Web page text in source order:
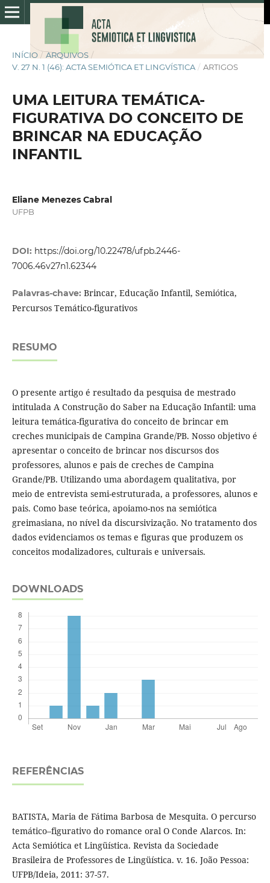
INÍCIO / ARQUIVOS /
V. 27 N. 1 (46): ACTA SEMIÓTICA ET LINGVÍSTICA / ARTIGOS
UMA LEITURA TEMÁTICA-
FIGURATIVA DO CONCEITO DE
BRINCAR NA EDUCAÇÃO
INFANTIL
Eliane Menezes Cabral
UFPB
DOI: https://doi.org/10.22478/ufpb.2446-
7006.46v27n1.62344
Palavras-chave: Brincar, Educação Infantil, Semiótica,
Percursos Temático-figurativos
RESUMO
O presente artigo é resultado da pesquisa de mestrado
intitulada A Construção do Saber na Educação Infantil: uma
leitura temática-figurativa do conceito de brincar em
creches municipais de Campina Grande/PB. Nosso objetivo é
apresentar o conceito de brincar nos discursos dos
professores, alunos e pais de creches de Campina
Grande/PB. Utilizando uma abordagem qualitativa, por
meio de entrevista semi-estruturada, a professores, alunos e
pais. Como base teórica, apoiamo-nos na semiótica
greimasiana, no nível da discursivização. No tratamento dos
dados evidenciamos os temas e figuras que produzem os
conceitos modalizadores, culturais e universais.
DOWNLOADS
REFERÊNCIAS
BATISTA, Maria de Fátima Barbosa de Mesquita. O percurso
temático–figurativo do romance oral O Conde Alarcos. In:
Acta Semiótica et Lingüística. Revista da Sociedade
Brasileira de Professores de Lingüística. v. 16. João Pessoa:
UFPB/Ideia, 2011: 37-57.